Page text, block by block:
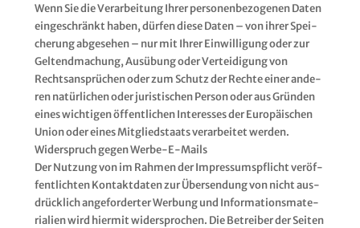
Wenn Sie die Ver­ar­bei­tung Ihrer per­so­nen­be­zo­ge­nen Daten
ein­ge­schränkt haben, dür­fen die­se Daten – von ihrer Spei­
che­rung abge­se­hen – nur mit Ihrer Ein­wil­li­gung oder zur
Gel­tend­ma­chung, Aus­übung oder Ver­tei­di­gung von
Rechts­an­sprü­chen oder zum Schutz der Rech­te einer ande­
ren natür­li­chen oder juris­ti­schen Per­son oder aus Grün­den
eines wich­ti­gen öffent­li­chen Inter­es­ses der Euro­päi­schen
Uni­on oder eines Mit­glied­staats ver­ar­bei­tet wer­den.
Wider­spruch gegen Wer­be-E-Mails
Der Nut­zung von im Rah­men der Impres­sums­pflicht ver­öf­
fent­lich­ten Kon­takt­da­ten zur Über­sen­dung von nicht aus­
drück­lich ange­for­der­ter Wer­bung und Infor­ma­ti­ons­ma­te­
ria­li­en wird hier­mit wider­spro­chen. Die Betrei­ber der Sei­ten